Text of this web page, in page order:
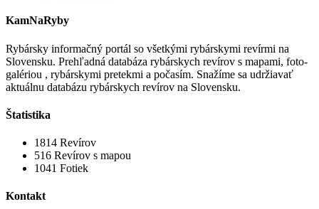
KamNaRyby
Rybársky informačný portál so všetkými rybárskymi revírmi na
Slovensku. Prehľadná databáza rybárskych revírov s mapami, foto-
galériou , rybárskymi pretekmi a počasím. Snažíme sa udržiavať
aktuálnu databázu rybárskych revírov na Slovensku.
Štatistika
1814 Revírov
516 Revírov s mapou
1041 Fotiek
Kontakt